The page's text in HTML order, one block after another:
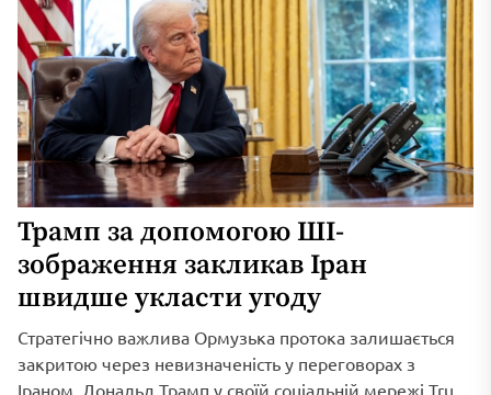
Трамп за допомогою ШІ-
зображення закликав Іран
швидше укласти угоду
Стратегічно важлива Ормузька протока залишається
закритою через невизначеність у переговорах з
Іраном. Дональд Трамп у своїй соціальній мережі Truth